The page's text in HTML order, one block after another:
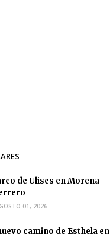
de Ulises en Morena
01, 2026
camino de Esthela en